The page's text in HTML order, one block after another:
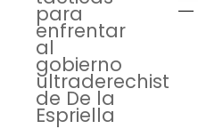
para
enfrentar
al
gobierno
ultraderechista
de De la
Espriella